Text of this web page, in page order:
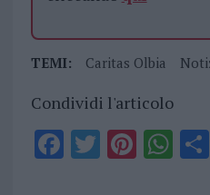
TEMI: Caritas Olbia
Condividi l'articolo
F T PiWS